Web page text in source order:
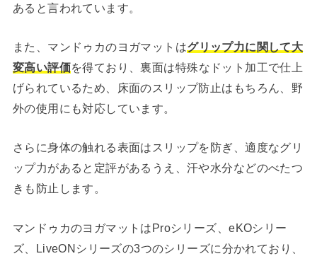
あると言われています。
また、マンドゥカのヨガマットはグリップ力に関して大
変高い評価を得ており、裏面は特殊なドット加工で仕上
げられているため、床面のスリップ防止はもちろん、野
外の使用にも対応しています。
さらに身体の触れる表面はスリップを防ぎ、適度なグリ
ップ力があると定評があるうえ、汗や水分などのべたつ
きも防止します。
マンドゥカのヨガマットはProシリーズ、eKOシリー
ズ、LiveONシリーズの3つのシリーズに分かれており、